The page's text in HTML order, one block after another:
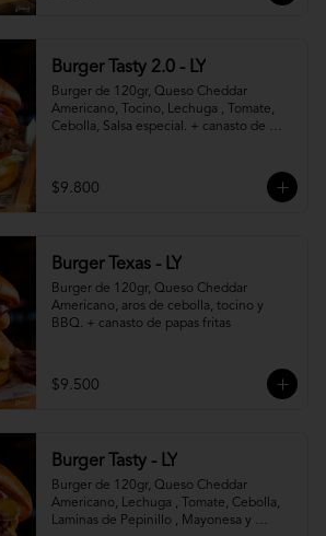
Burger Tasty 2.0 - LY
Burger de 120gr, Queso Cheddar
Americano, Tocino, Lechuga , Tomate,
Cebolla, Salsa especial. + canasto de
$9.800
Burger Texas - LY
Burger de 120gr, Queso Cheddar
Americano, aros de cebolla, tocino y
BBQ. + canasto de papas fritas
$9.500
Burger Tasty - LY
Burger de 120gr, Queso Cheddar
Americano, Lechuga , Tomate, Cebolla,
Laminas de Pepinillo , Mayonesa y